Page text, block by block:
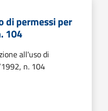
di permessi per
104
all'uso di
n. 104